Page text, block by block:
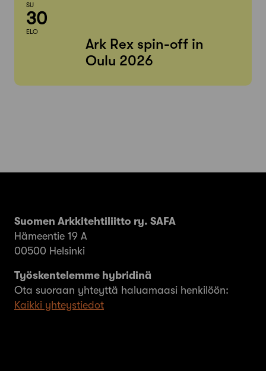
SU
30
ELO
Ark Rex spin-off in
Oulu 2026
Suomen Arkkitehtiliitto ry. SAFA
Hämeentie 19 A
00500 Helsinki
Työskentelemme hybridinä
Ota suoraan yhteyttä haluamaasi henkilöön:
Kaikki yhteystiedot